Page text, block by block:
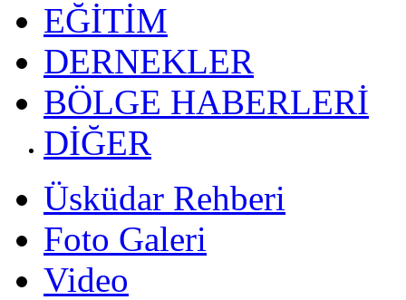
EĞİTİM
DERNEKLER
BÖLGE HABERLERİ
DİĞER
Üsküdar Rehberi
Foto Galeri
Video